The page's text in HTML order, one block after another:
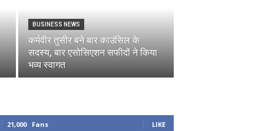
BUSINESS NEWS
कर्मवीर तुसीर बने बार काउंसिल के
सदस्य, बार एसोसिएशन सफीदों ने किया
भव्य स्वागत
21,000 Fans LIKE